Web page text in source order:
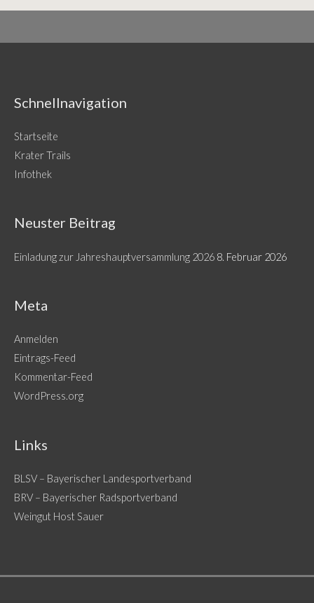
Schnellnavigation
Startseite
Krater Trails
Infothek
Neuster Beitrag
Einladung zur Jahreshauptversammlung 2026 8. Februar 2026
Meta
Anmelden
Eintrags-Feed
Kommentar-Feed
WordPress.org
Links
BLSV – Bayerischer Landesportverband
BRV – Bayerischer Radsportverband
Weingut Host Sauer